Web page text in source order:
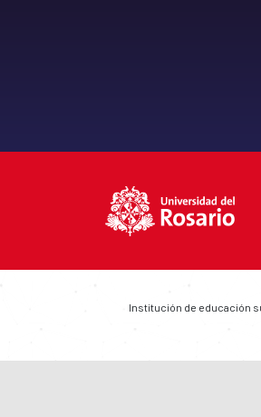
Institución de educación